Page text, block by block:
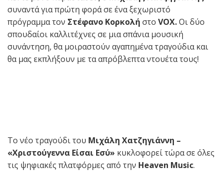
συναντά για πρώτη φορά σε ένα ξεχωριστό
πρόγραμμα τον Στέφανο Κορκολή στο VOX.Οι δύο
σπουδαίοι καλλιτέχνες σε μια σπάνια μουσική
συνάντηση, θα μοιραστούν αγαπημένα τραγούδια και
θα μας εκπλήξουν με τα απρόβλεπτα ντουέτα τους!
Το νέο τραγούδι του Μιχάλη Χατζηγιάννη –
«Χριστούγεννα Είσαι Εσύ» κυκλοφορεί τώρασε όλες
τις ψηφιακές πλατφόρμες από την Heaven Music.